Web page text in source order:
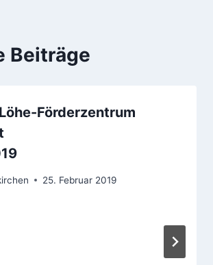
Beiträge
Förderzentrum
25. Februar 2019